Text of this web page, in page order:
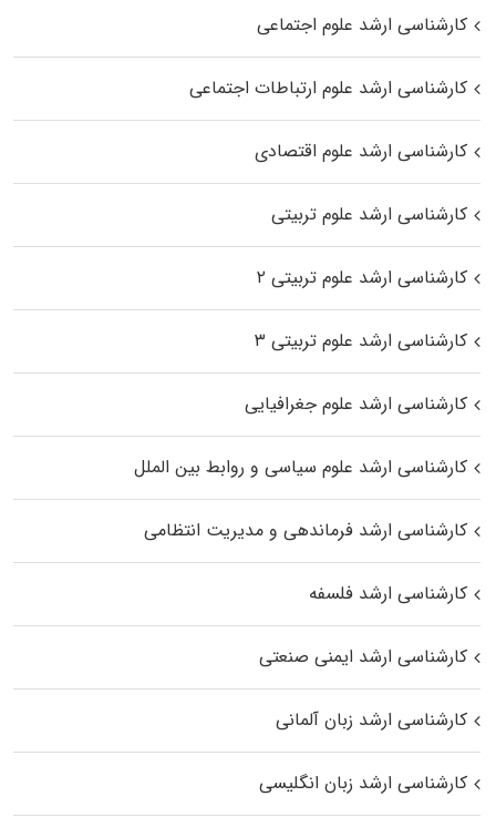
کارشناسی ارشد علوم اجتماعی
کارشناسی ارشد علوم ارتباطات اجتماعی
کارشناسی ارشد علوم اقتصادی
کارشناسی ارشد علوم تربیتی
کارشناسی ارشد علوم تربیتی ۲
کارشناسی ارشد علوم تربیتی ۳
کارشناسی ارشد علوم جغرافیایی
کارشناسی ارشد علوم سیاسی و روابط بین الملل
کارشناسی ارشد فرماندهی و مدیریت انتظامی
کارشناسی ارشد فلسفه
کارشناسی ارشد ایمنی صنعتی
کارشناسی ارشد زبان آلمانی
کارشناسی ارشد زبان انگلیسی